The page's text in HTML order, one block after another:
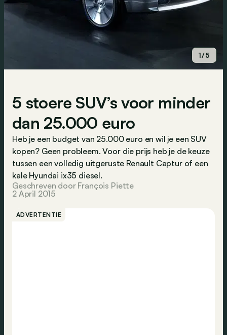
1/5
5 stoere SUV’s voor minder
dan 25.000 euro
Heb je een budget van 25.000 euro en wil je een SUV
kopen? Geen probleem. Voor die prijs heb je de keuze
tussen een volledig uitgeruste Renault Captur of een
kale Hyundai ix35 diesel.
Geschreven door François Piette
2 April 2015
ADVERTENTIE